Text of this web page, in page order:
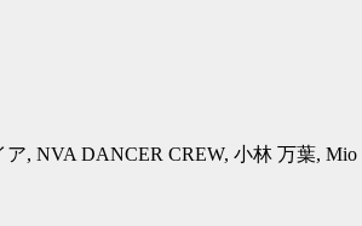
, NVA DANCER CREW, 小林 万葉, Mio